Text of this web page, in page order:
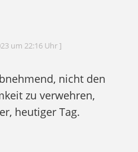
um 22:16 Uhr ]
nicht den
zu verwehren,
heutiger Tag.